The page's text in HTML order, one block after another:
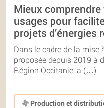
Mieux
usages pour
projets d’énergies
Dans le cadre de la mise
proposée depuis 2019 à
Région Occitanie, a (…)
Production et